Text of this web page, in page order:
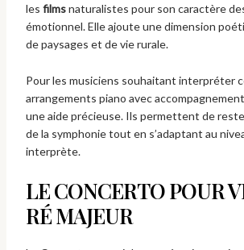
les filmsnaturalistes pour son caractère
émotionnel. Elle ajoute une dimension
de paysages et de vie rurale.
Pour les musiciens souhaitant interpréter
arrangements piano avec accompagnement
une aide précieuse. Ils permettent de
de la symphonie tout en s’adaptant au
interprète.
LE CONCERTO POUR
RÉ MAJEUR